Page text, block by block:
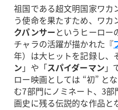
祖国である超文明国家ワカ
う使命を果たすため、ワカ
クパンサーというヒーロー
チャラの活躍が描かれた『
年）は大ヒットを記録し、
ン 」や「スパイダーマン 」
ロー映画としては “初” と
む7部門にノミネート、3
画史に残る伝説的な作品と